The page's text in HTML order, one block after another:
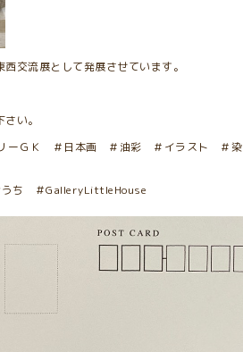
交流展として発展させています。
い。
ーＧＫ ＃日本画 ＃油彩 ＃イラスト ＃染
ち ＃GalleryLittleHouse